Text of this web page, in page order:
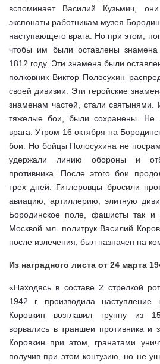
вспоминает Василий Кузьмич,
экспонаты работникам музея
наступающего врага. Но при этом,
чтобы им были оставлены знамена
1812 году. Эти знамена были
полковник Виктор Полосухин
своей дивизии. Эти геройские
знаменам частей, стали
тяжелые бои, были сохранены. Не
врага. Утром 16 октября на
бои. Но бойцы Полосухина не
удержали линию обороны и
противника. После этого бои
трех дней. Гитлеровцы бросили
авиацию, артиллерию, элитную
Бородинское поле, фашисты так
Москвой мл. политрук Василий
после излечения, был назначен на
Из наградного листа от 24 марта
«Находясь в составе 2 стрелкой
1942 г. производила
Коровкин возглавил группу из
ворвались в траншеи противника и
Коровкин при этом, гранатами
получив при этом контузию, но не